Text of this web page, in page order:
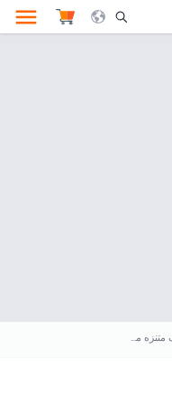
Search Opener Icon
تذكرة متحف متنزه مينياتورك